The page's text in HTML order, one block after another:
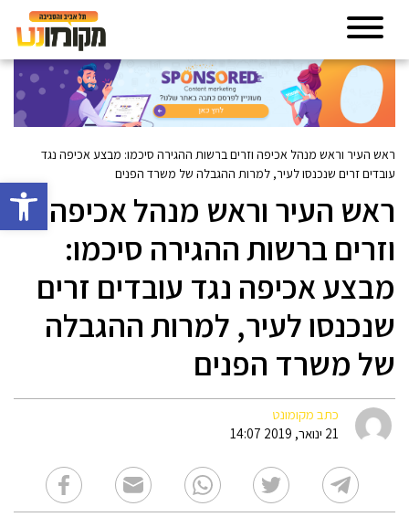
פתח
ראש העיר וראש מנהל אכיפה וזרים ברשות ההגירה סיכמו: מבצע אכיפה נגד
עובדים זרים שנכנסו לעיר, למרות ההגבלה של משרד הפנים
ראש העיר וראש מנהל אכיפה
וזרים ברשות ההגירה סיכמו:
מבצע אכיפה נגד עובדים זרים
שנכנסו לעיר, למרות ההגבלה
של משרד הפנים
כתב מקומונט
21 ינואר, 2019 14:07